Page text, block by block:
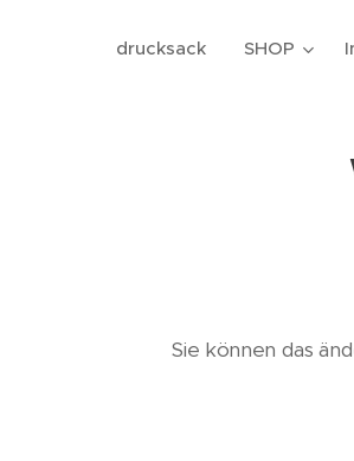
drucksack SHOP
Sie können das